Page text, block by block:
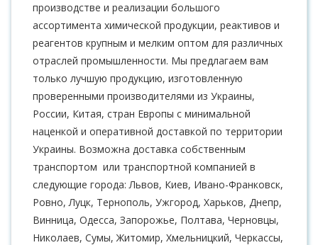
производстве и реализации большого
ассортимента химической продукции, реактивов и
реагентов крупным и мелким оптом для различных
отраслей промышленности. Мы предлагаем вам
только лучшую продукцию, изготовленную
проверенными производителями из Украины,
России, Китая, стран Европы с минимальной
наценкой и оперативной доставкой по территории
Украины. Возможна доставка собственным
транспортом или транспортной компанией в
следующие города: Львов, Киев, Ивано-Франковск,
Ровно, Луцк, Тернополь, Ужгород, Харьков, Днепр,
Винница, Одесса, Запорожье, Полтава, Черновцы,
Николаев, Сумы, Житомир, Хмельницкий, Черкассы,